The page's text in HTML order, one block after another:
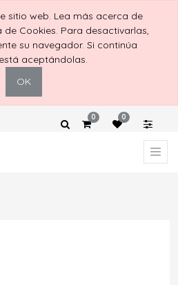
sitio web. Lea más acerca de
de Cookies. Para desactivarlas,
su navegador. Si continúa
aceptándolas.
OK
0 0